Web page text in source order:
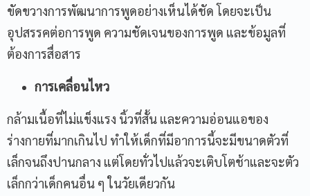
ขัดขวางการพัฒนาการพูดอย่างเห็นได้ชัด โดยจะเป็น
อุปสรรคต่อการพูด ความชัดเจนของการพูด และข้อมูลที่
ต้องการสื่อสาร
การเคลื่อนไหว
กล้ามเนื้อที่ไม่แข็งแรง นิ้วที่สั้น และความอ่อนแอของ
ร่างกายที่มากเกินไป ทำให้เด็กที่มีอาการนี้จะมีขนาดตัวที่
เล็กจนถึงปานกลาง แต่โดยทั่วไปแล้วจะเติบโตช้าและจะตัว
เล็กกว่าเด็กคนอื่น ๆ ในวัยเดียวกัน